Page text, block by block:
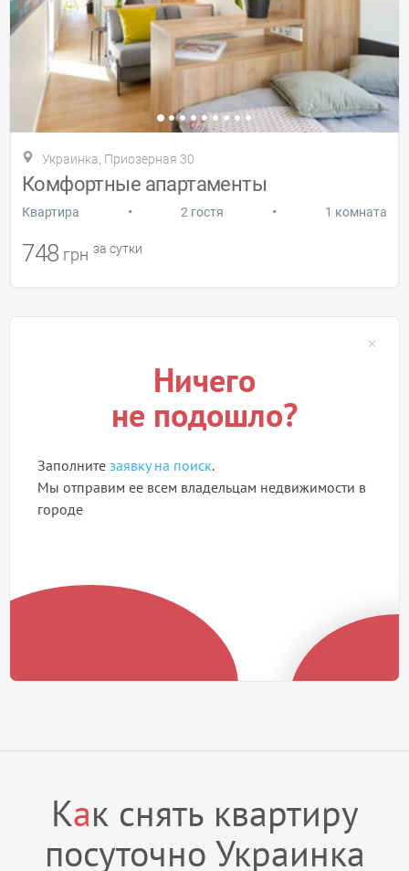
Украинка, Приозерная 30
Комфортные апартаменты
Квартира • 2 гостя • 1 комната
748 грн за сутки
Ничего
не подошло?
Заполните заявку на поиск.
Мы отправим ее всем владельцам недвижимости в
городе
Как снять квартиру
посуточно Украинка